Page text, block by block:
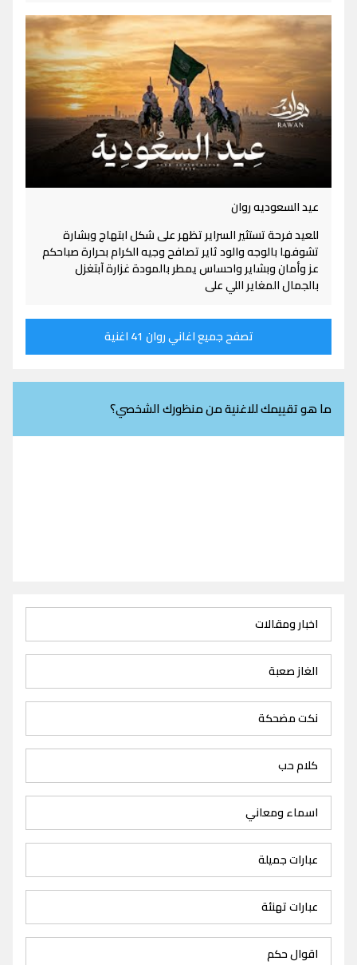
عيد السعوديه روان
للعيد فرحة تستثير السراير تظهر على شكل ابتهاج وبشارة
تشوفها بالوجه والود ثاير تصافح وجيه الكرام بحرارة صباحكم
عز وأمان وبشاير واحساس يمطر بالمودة غزارة آبتغزل
بالجمال المغاير اللي على
تصفح جميع اغاني روان 41 اغنية
ما هو تقييمك للاغنية من منظورك الشخصي؟
اخبار ومقالات
الغاز صعبة
نكت مضحكة
كلام حب
اسماء ومعاني
عبارات جميلة
عبارات تهنئة
اقوال حكم